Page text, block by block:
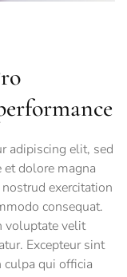
adipiscing elit, sed
dolore magna
exercitation
consequat.
voluptate velit
Excepteur sint
culpa qui officia